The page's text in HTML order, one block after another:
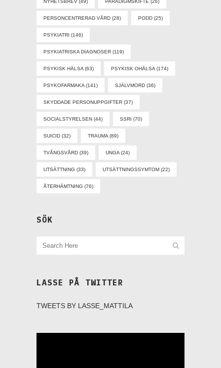
NYHETSBREV (49) PARADIGMSKIFTE (26)
PERSONCENTRERAD VÅRD (28) PODD (25)
PSYKIATRI (146)
PSYKIATRISKA DIAGNOSER (119)
PSYKISK HÄLSA (63) PSYKISK OHÄLSA (174)
PSYKOFARMAKA (141) SJÄLVMORD (36)
SKYDDADE PERSONUPPGIFTER (37)
SOCIALSTYRELSEN (44) SSRI (70)
SUICID (32) TRAUMA (89)
TVÅNGSVÅRD (39) UNGA (24)
UTSÄTTNING (33) UTSÄTTNINGSSYMTOM (22)
ÅTERHÄMTNING (76)
SÖK
LASSE PÅ TWITTER
TWEETS BY LASSE_MATTILA